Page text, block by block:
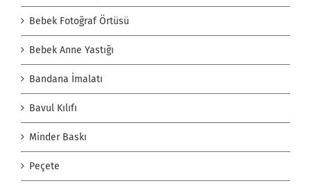
Bebek Fotoğraf Örtüsü
Bebek Anne Yastığı
Bandana İmalatı
Bavul Kılıfı
Minder Baskı
Peçete